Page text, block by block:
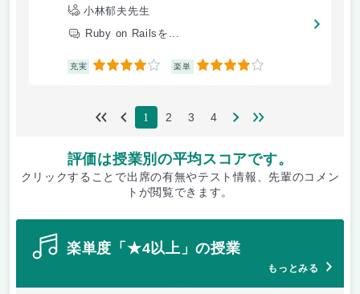
小林郁夫先生
Ruby on Railsを...
充実 4 楽単 4
1 2 3 4
評価は授業別の平均スコアです。
クリックすることで出席の有無やテスト情報、先輩のコメン
トが閲覧できます。
楽単度「★4以上」の授業
もっとみる